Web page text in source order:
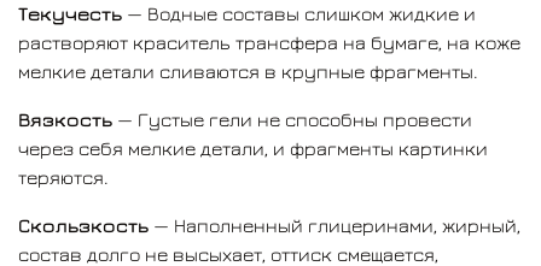
сильно сушат кожу, стягивая ее. Обезвоживание
сокращает время комфортного татуирования.
Пересушенная кожа подвержена излишней
травматизации.
Мы учли все эти нюансы и сделали идеальный гель
для перевода трафаретов на кожу!
STENCIL - гель длительного действия.
Текучесть — Водные составы слишком жидкие и
растворяют краситель трансфера на бумаге, на коже
мелкие детали сливаются в крупные фрагменты.
Вязкость — Густые гели не способны провести
через себя мелкие детали, и фрагменты картинки
теряются.
Скользкость — Наполненный глицеринами, жирный,
состав долго не высыхает, оттиск смещается,